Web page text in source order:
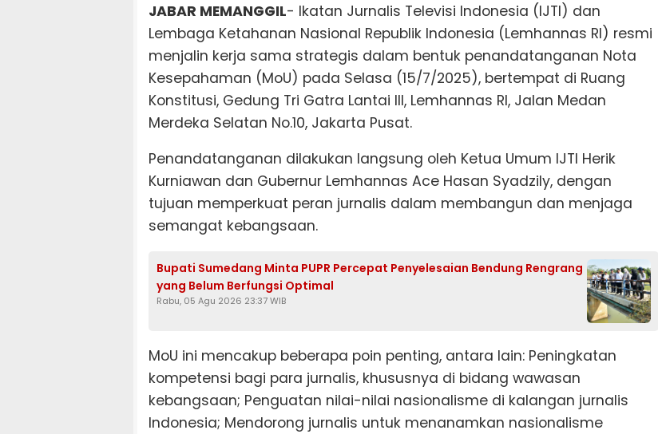
JABAR MEMANGGIL- Ikatan Jurnalis Televisi Indonesia (IJTI) dan
Lembaga Ketahanan Nasional Republik Indonesia (Lemhannas RI) resmi
menjalin kerja sama strategis dalam bentuk penandatanganan Nota
Kesepahaman (MoU) pada Selasa (15/7/2025), bertempat di Ruang
Konstitusi, Gedung Tri Gatra Lantai III, Lemhannas RI, Jalan Medan
Merdeka Selatan No.10, Jakarta Pusat.
Penandatanganan dilakukan langsung oleh Ketua Umum IJTI Herik
Kurniawan dan Gubernur Lemhannas Ace Hasan Syadzily, dengan
tujuan memperkuat peran jurnalis dalam membangun dan menjaga
semangat kebangsaan.
Bupati Sumedang Minta PUPR Percepat Penyelesaian Bendung Rengrang
yang Belum Berfungsi Optimal
Rabu, 05 Agu 2026 23:37 WIB
MoU ini mencakup beberapa poin penting, antara lain: Peningkatan
kompetensi bagi para jurnalis, khususnya di bidang wawasan
kebangsaan; Penguatan nilai-nilai nasionalisme di kalangan jurnalis
Indonesia; Mendorong jurnalis untuk menanamkan nasionalisme